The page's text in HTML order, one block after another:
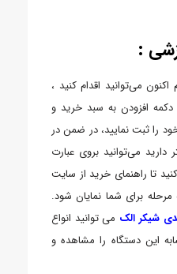
:
می‌توانید اقدام کنید ،
افزودن به سبد خرید و
را ثبت نمایید، در ضمن در
دارید می‌توانید بروی عبارت
تا راهنمای خرید از سایت
برای شما نمایان شود.
شیکر الک می توانید انواع
این دستگاه را مشاهده و